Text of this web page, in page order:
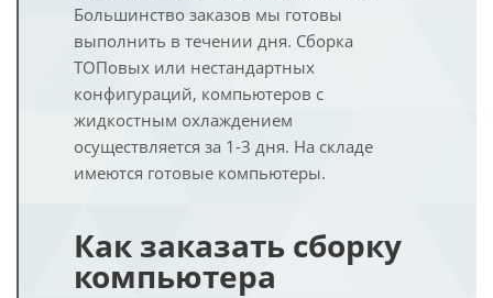
Большинство заказов мы готовы
выполнить в течении дня. Сборка
ТОПовых или нестандартных
конфигураций, компьютеров с
жидкостным охлаждением
осуществляется за 1-3 дня. На складе
имеются готовые компьютеры.
Как заказать сборку
компьютера